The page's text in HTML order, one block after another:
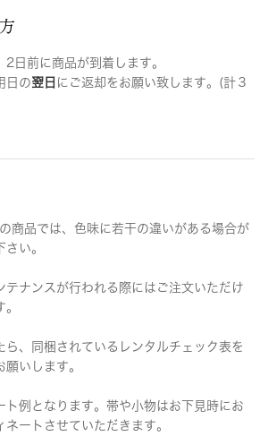
2日前に商品が到着します。
日の翌日 にご返却をお願い致します。(計３
商品では、色味に若干の違いがある場合が
い。
ナンスが行われる際にはご注文いただけ
、同梱されているレンタルチェック表を
いします。
例となります。帯や小物はお下見時にお
ートさせていただきます。